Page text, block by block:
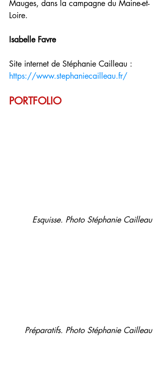
Mauges, dans la campagne du Maine-et-
Loire.
Isabelle Favre
Site internet de Stéphanie Cailleau :
https://www.stephaniecailleau.fr/
PORTFOLIO
Esquisse. Photo Stéphanie Cailleau
Préparatifs. Photo Stéphanie Cailleau